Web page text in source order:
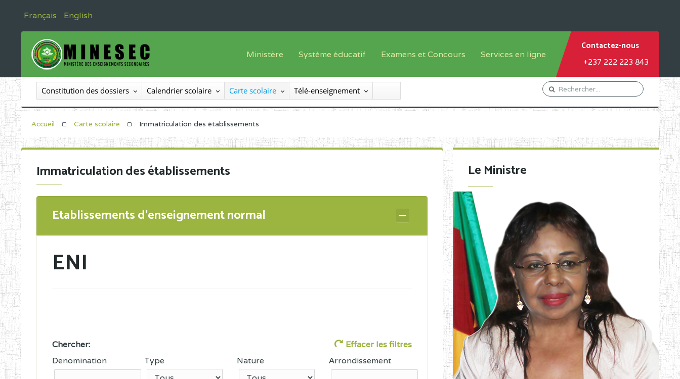
Français English
Ministère
Le Ministre
Le SEESEN
Inspection Générale des Enseignements
Organigramme
Système éducatif
Offre de formation
Sous système francophone
Progammes d'études
Examens et Concours
Inscriptions
Liste des candidats
Diplômes disponibles
Services en ligne
Orientation Conseil
Gestion du Personnel
Demande de subvention
Contactez-nous
+237 222 223 843
Constitution des dossiers Calendrier scolaire Carte scolaire Télé-enseignement
Accueil Carte scolaire Immatriculation des établissements
Immatriculation des établissements
Etablissements d'enseignement normal
ENI
Chercher:
Effacer les filtres
Denomination
Type Nature Arrondissement
Le Ministre